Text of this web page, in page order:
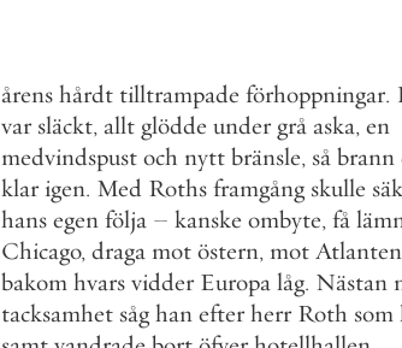
årens hårdt tilltrampade förhoppningar.
var släckt, allt glödde under grå aska, en
medvindspust och nytt bränsle, så brann
klar igen. Med Roths framgång skulle
hans egen följa – kanske ombyte, få
Chicago, draga mot östern, mot Atlanten
bakom hvars vidder Europa låg. Nästan
tacksamhet såg han efter herr Roth som